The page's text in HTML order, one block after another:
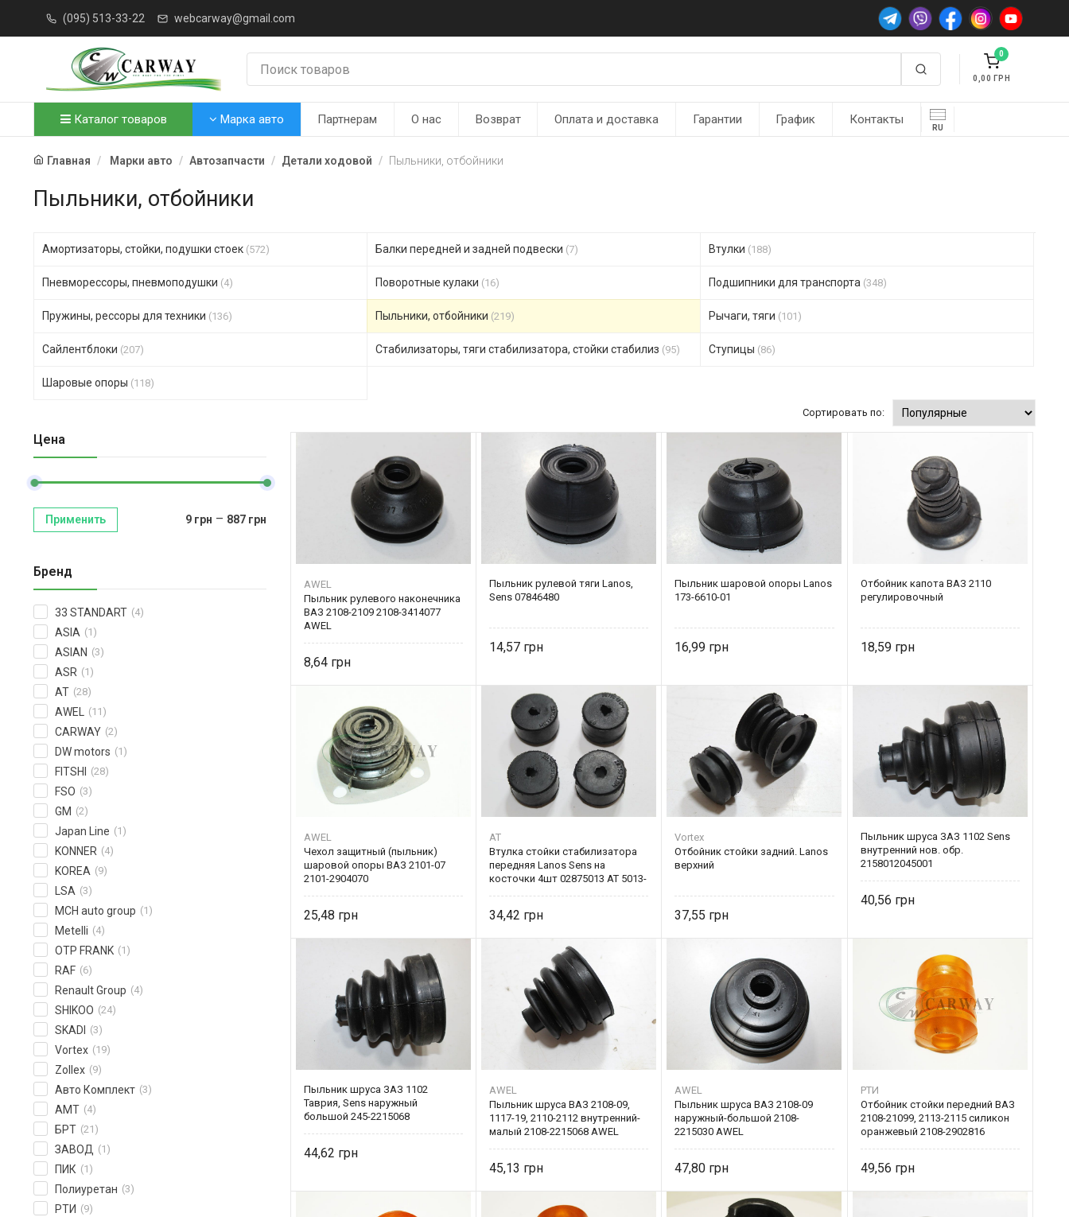
(095) 513-33-22 webcarway@gmail.com
0
0,00
Каталог товаров Марка авто Партнерам О нас Возврат Оплата и доставка Гарантии График Контакты
RU
Главная Марки авто Автозапчасти Детали ходовой Пыльники, отбойники
Пыльники, отбойники
Амортизаторы, стойки, подушки стоек (572) Балки передней и задней подвески (7) Втулки (188)
Пневморессоры, пневмоподушки (4) Поворотные кулаки (16) Подшипники для транспорта (348)
Пружины, рессоры для техники (136) Пыльники, отбойники (219) Рычаги, тяги (101)
Сайлентблоки (207) Стабилизаторы, тяги стабилизатора, стойки стабилиз (95) Ступицы (86)
Шаровые опоры (118)
Цена
Применить 9грн – 887грн
Бренд
33 STANDART (4)
ASIA (1)
ASIAN (3)
ASR (1)
AT (28)
AWEL (11)
CARWAY (2)
DW motors (1)
FITSHI (28)
FSO (3)
GM (2)
Japan Line (1)
KONNER (4)
KOREA (9)
LSA (3)
MCH auto group (1)
Metelli (4)
OTP FRANK (1)
RAF (6)
Renault Group (4)
SHIKOO (24)
SKADI (3)
Vortex (19)
Zollex (9)
Авто Комплект (3)
АМТ (4)
БРТ (21)
ЗАВОД (1)
ПИК (1)
Полиуретан (3)
РТИ (9)
Сортировать по:
AWEL
Пыльник рулевого наконечника
ВАЗ 2108-2109 2108-3414077
AWEL
8,64
Пыльник рулевой тяги Lanos,
Sens 07846480
14,57
Пыльник шаровой опоры Lanos
173-6610-01
16,99
Отбойник капота ВАЗ 2110
регулировочный
18,59
AWEL
Чехол защитный (пыльник)
шаровой опоры ВАЗ 2101-07
2101-2904070
25,48
AT
Втулка стойки стабилизатора
передняя Lanos Sens на
косточки 4шт 02875013 AT 5013-
34,42
Vortex
Отбойник стойки задний. Lanos
верхний
37,55
Пыльник шруса ЗАЗ 1102 Sens
внутренний нов. обр.
2158012045001
40,56
Пыльник шруса ЗАЗ 1102
Таврия, Sens наружный
большой 245-2215068
44,62
AWEL
Пыльник шруса ВАЗ 2108-09,
1117-19, 2110-2112 внутренний-
малый 2108-2215068 AWEL
45,13
AWEL
Пыльник шруса ВАЗ 2108-09
наружный-большой 2108-
2215030 AWEL
47,80
РТИ
Отбойник стойки передний ВАЗ
2108-21099, 2113-2115 силикон
оранжевый 2108-2902816
49,56